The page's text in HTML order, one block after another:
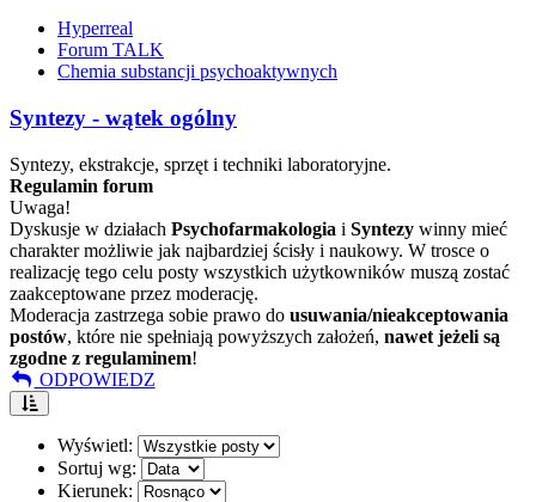
Hyperreal
Forum TALK
Chemia substancji psychoaktywnych
Syntezy - wątek ogólny
Syntezy, ekstrakcje, sprzęt i techniki laboratoryjne.
Regulamin forum
Uwaga!
Dyskusje w działach Psychofarmakologia i Syntezy winny mieć
charakter możliwie jak najbardziej ścisły i naukowy. W trosce o
realizację tego celu posty wszystkich użytkowników muszą zostać
zaakceptowane przez moderację.
Moderacja zastrzega sobie prawo do usuwania/nieakceptowania
postów, które nie spełniają powyższych założeń, nawet jeżeli są
zgodne z regulaminem!
ODPOWIEDZ
Wyświetl:
Sortuj wg:
Kierunek: